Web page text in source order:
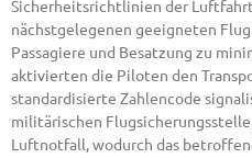
Sicherheitsrichtlinien der
nächstgelegenen geeigneten
Passagiere und Besatzung zu
aktivierten die Piloten den
standardisierte Zahlencode
militärischen
Luftnotfall, wodurch das